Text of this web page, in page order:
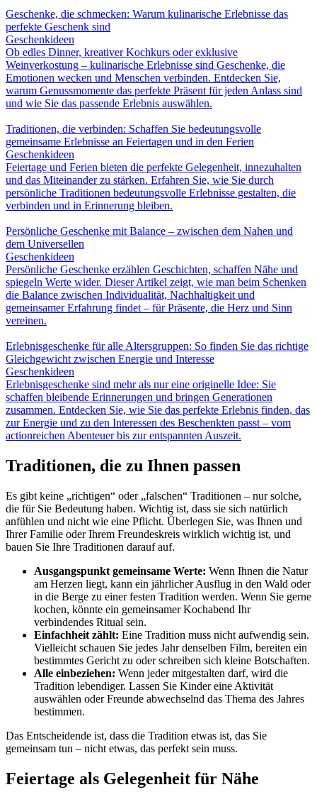
Geschenke, die schmecken: Warum kulinarische Erlebnisse das
perfekte Geschenk sind
Geschenkideen
Ob edles Dinner, kreativer Kochkurs oder exklusive
Weinverkostung – kulinarische Erlebnisse sind Geschenke, die
Emotionen wecken und Menschen verbinden. Entdecken Sie,
warum Genussmomente das perfekte Präsent für jeden Anlass sind
und wie Sie das passende Erlebnis auswählen.
Traditionen, die verbinden: Schaffen Sie bedeutungsvolle
gemeinsame Erlebnisse an Feiertagen und in den Ferien
Geschenkideen
Feiertage und Ferien bieten die perfekte Gelegenheit, innezuhalten
und das Miteinander zu stärken. Erfahren Sie, wie Sie durch
persönliche Traditionen bedeutungsvolle Erlebnisse gestalten, die
verbinden und in Erinnerung bleiben.
Persönliche Geschenke mit Balance – zwischen dem Nahen und
dem Universellen
Geschenkideen
Persönliche Geschenke erzählen Geschichten, schaffen Nähe und
spiegeln Werte wider. Dieser Artikel zeigt, wie man beim Schenken
die Balance zwischen Individualität, Nachhaltigkeit und
gemeinsamer Erfahrung findet – für Präsente, die Herz und Sinn
vereinen.
Erlebnisgeschenke für alle Altersgruppen: So finden Sie das richtige
Gleichgewicht zwischen Energie und Interesse
Geschenkideen
Erlebnisgeschenke sind mehr als nur eine originelle Idee: Sie
schaffen bleibende Erinnerungen und bringen Generationen
zusammen. Entdecken Sie, wie Sie das perfekte Erlebnis finden, das
zur Energie und zu den Interessen des Beschenkten passt – vom
actionreichen Abenteuer bis zur entspannten Auszeit.
Traditionen, die zu Ihnen passen
Es gibt keine „richtigen“ oder „falschen“ Traditionen – nur solche,
die für Sie Bedeutung haben. Wichtig ist, dass sie sich natürlich
anfühlen und nicht wie eine Pflicht. Überlegen Sie, was Ihnen und
Ihrer Familie oder Ihrem Freundeskreis wirklich wichtig ist, und
bauen Sie Ihre Traditionen darauf auf.
Ausgangspunkt gemeinsame Werte: Wenn Ihnen die Natur
am Herzen liegt, kann ein jährlicher Ausflug in den Wald oder
in die Berge zu einer festen Tradition werden. Wenn Sie gerne
kochen, könnte ein gemeinsamer Kochabend Ihr
verbindendes Ritual sein.
Einfachheit zählt: Eine Tradition muss nicht aufwendig sein.
Vielleicht schauen Sie jedes Jahr denselben Film, bereiten ein
bestimmtes Gericht zu oder schreiben sich kleine Botschaften.
Alle einbeziehen: Wenn jeder mitgestalten darf, wird die
Tradition lebendiger. Lassen Sie Kinder eine Aktivität
auswählen oder Freunde abwechselnd das Thema des Jahres
bestimmen.
Das Entscheidende ist, dass die Tradition etwas ist, das Sie
gemeinsam tun – nicht etwas, das perfekt sein muss.
Feiertage als Gelegenheit für Nähe